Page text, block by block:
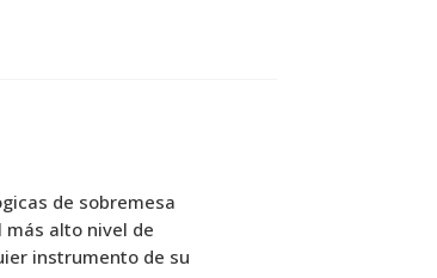
de sobremesa
más alto nivel de
instrumento de su